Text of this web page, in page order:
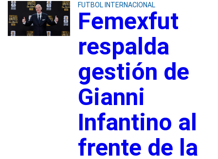
FUTBOL INTERNACIONAL
Femexfut
respalda
gestión de
Gianni
Infantino al
frente de la